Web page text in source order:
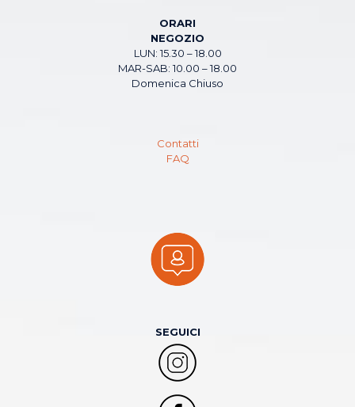
ORARI
NEGOZIO
LUN: 15.30 – 18.00
MAR-SAB: 10.00 – 18.00
Domenica Chiuso
Contatti
FAQ
SEGUICI